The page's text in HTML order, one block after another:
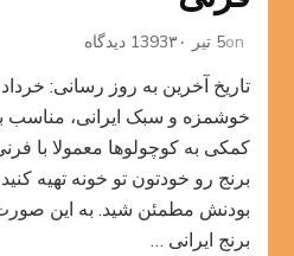
on5 تیر 1393 ۳۰ دیدگاه
خوشمزه و سبک ایرانی، مناسب
کمکی به کوچولوها معمولا با
برنج رو خودتون تو خونه تهیه
بودنش مطمئن شید. به این صورت
برنج ایرانی …